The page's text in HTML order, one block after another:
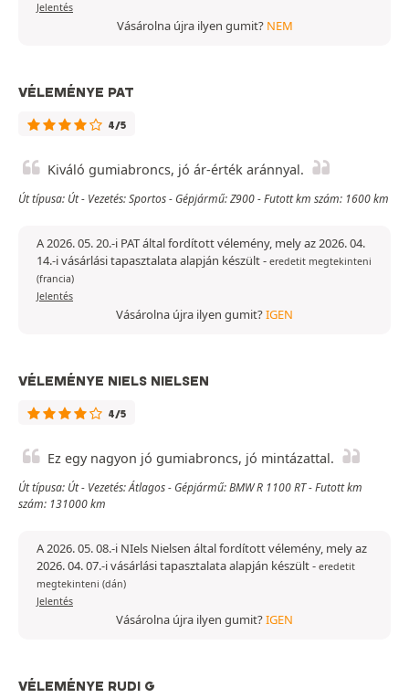
Jelentés
Vásárolna újra ilyen gumit? NEM
VÉLEMÉNYE PAT
4/5
Kiváló gumiabroncs, jó ár-érték aránnyal.
Út típusa: Út - Vezetés: Sportos - Gépjármű: Z900 - Futott km szám: 1600 km
A 2026. 05. 20.-i PAT által fordított vélemény, mely az 2026. 04.
14.-i vásárlási tapasztalata alapján készült- eredetit megtekinteni
(francia)
Jelentés
Vásárolna újra ilyen gumit?IGEN
VÉLEMÉNYE NIELS NIELSEN
4/5
Ez egy nagyon jó gumiabroncs, jó mintázattal.
Út típusa: Út - Vezetés: Átlagos - Gépjármű: BMW R 1100 RT - Futott km
szám: 131000 km
A 2026. 05. 08.-i NIels Nielsen által fordított vélemény, mely az
2026. 04. 07.-i vásárlási tapasztalata alapján készült- eredetit
megtekinteni (dán)
Jelentés
Vásárolna újra ilyen gumit?IGEN
VÉLEMÉNYE RUDI G